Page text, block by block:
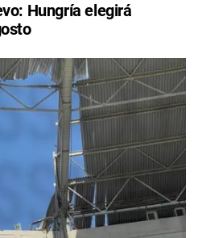
Hungría elegirá